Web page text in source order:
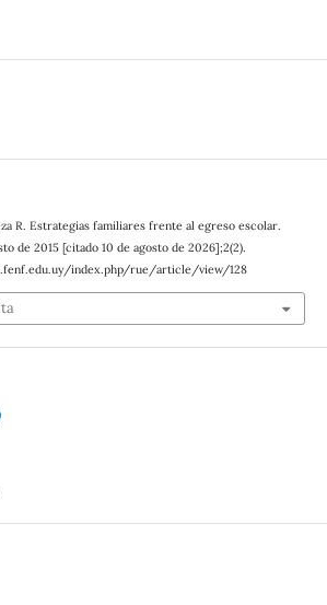
R. Estrategias familiares frente al egreso escolar.
de 2015 [citado 10 de agosto de 2026];2(2).
index.php/rue/article/view/128